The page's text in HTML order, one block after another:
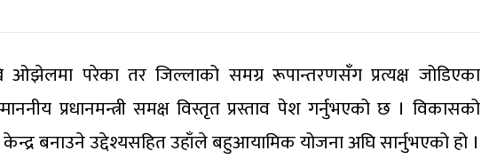
ओझेलमा परेका तर जिल्लाको समग्र रूपान्तरणसँग प्रत्यक्ष जोडिएका
प्रधानमन्त्री समक्ष विस्तृत प्रस्ताव पेश गर्नुभएको छ । विकासको
बनाउने उद्देश्यसहित उहाँले बहुआयामिक योजना अघि सार्नुभएको हो ।